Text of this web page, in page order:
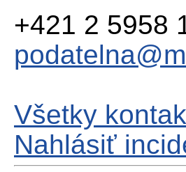
+421 2 5958
Všetky
Nahlásiť